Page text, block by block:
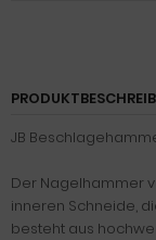
JB
Der Nagelhammer
inneren Schneide,
besteht aus